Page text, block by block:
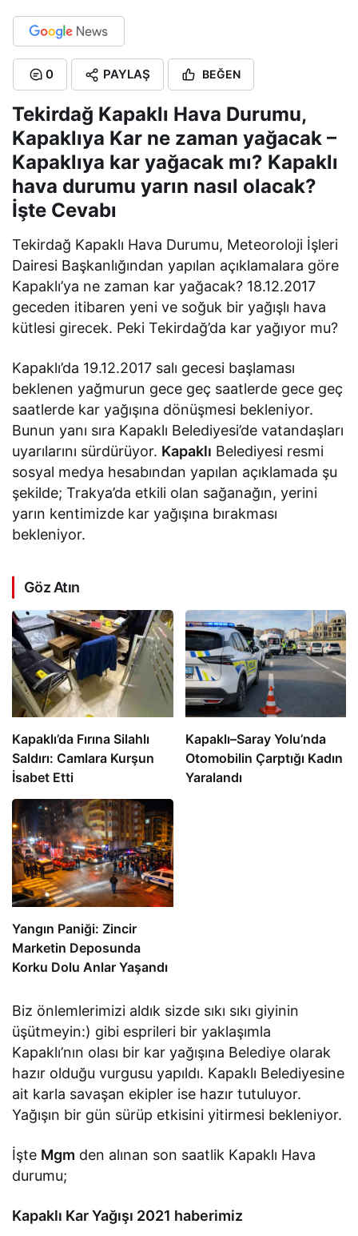
0 PAYLAŞ BEĞEN
Tekirdağ Kapaklı Hava Durumu,
Kapaklıya Kar ne zaman yağacak –
Kapaklıya kar yağacak mı? Kapaklı
hava durumu yarın nasıl olacak?
İşte Cevabı
Tekirdağ Kapaklı Hava Durumu, Meteoroloji İşleri
Dairesi Başkanlığından yapılan açıklamalara göre
Kapaklı’ya ne zaman kar yağacak? 18.12.2017
geceden itibaren yeni ve soğuk bir yağışlı hava
kütlesi girecek. Peki Tekirdağ’da kar yağıyor mu?
Kapaklı’da 19.12.2017 salı gecesi başlaması
beklenen yağmurun gece geç saatlerde gece geç
saatlerde kar yağışına dönüşmesi bekleniyor.
Bunun yanı sıra Kapaklı Belediyesi’de vatandaşları
uyarılarını sürdürüyor. Kapaklı Belediyesi resmi
sosyal medya hesabından yapılan açıklamada şu
şekilde; Trakya’da etkili olan sağanağın, yerini
yarın kentimizde kar yağışına bırakması
bekleniyor.
Göz Atın
Kapaklı’da Fırına Silahlı
Saldırı: Camlara Kurşun
İsabet Etti
Kapaklı–Saray Yolu’nda
Otomobilin Çarptığı Kadın
Yaralandı
Yangın Paniği: Zincir
Marketin Deposunda
Korku Dolu Anlar Yaşandı
Biz önlemlerimizi aldık sizde sıkı sıkı giyinin
üşütmeyin:) gibi esprileri bir yaklaşımla
Kapaklı’nın olası bir kar yağışına Belediye olarak
hazır olduğu vurgusu yapıldı. Kapaklı Belediyesine
ait karla savaşan ekipler ise hazır tutuluyor.
Yağışın bir gün sürüp etkisini yitirmesi bekleniyor.
İşte Mgm den alınan son saatlik Kapaklı Hava
durumu;
Kapaklı Kar Yağışı 2021 haberimiz